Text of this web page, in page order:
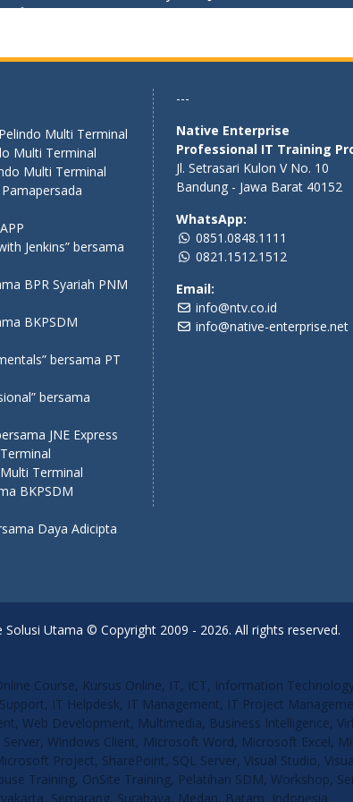
Multi Terminal
Multi Terminal
Multi Terminal
Jenkins” bersama
BPR Syariah PNM
BKPSDM
bersama PT
bersama
JNE Express
Terminal
BKPSDM
Daya Adicipta
---
Native Enterprise
Professional IT Training
Jl. Setrasari Kulon V No. 10
Bandung - Jawa Barat 40152
WhatsApp:
0851.0848.1111
0821.1512.1512
Email:
info@ntv.co.id
info@native-enterprise.net
Solusi Utama © Copyright 2009 - 2026. All rights reserved.
Course, Kursus Online, IT, ICT, Information
IT Helpdesk, IT Management, IT Project
Web Development, Multimedia, Business Intelligence,
Windows Client, Microsoft Word, Microsoft Excel,
Project, SharePoint, SQL Server, Visual Studio,
Training, OnSite Training, Pelatihan SDM, Workshop,
Semarang, Surabaya, Medan, Batam, Indonesia